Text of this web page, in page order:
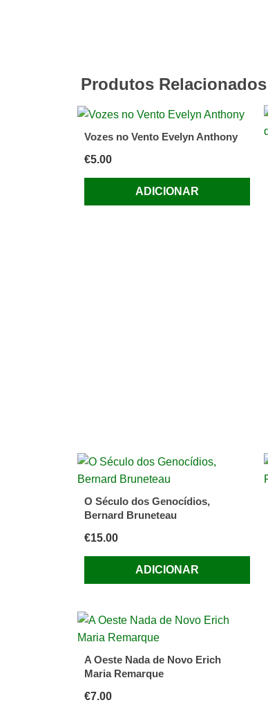
Produtos Relacionados
Vozes no Vento Evelyn Anthony
€5.00
ADICIONAR
O Século dos Genocídios,
Bernard Bruneteau
€15.00
ADICIONAR
A Oeste Nada de Novo Erich
Maria Remarque
€7.00